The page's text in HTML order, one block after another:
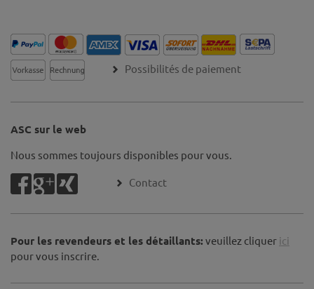
Possibilités de paiement
ASC sur le web
Nous sommes toujours disponibles pour vous.
Contact
Pour les revendeurs et les détaillants: veuillez cliquer ici
pour vous inscrire.